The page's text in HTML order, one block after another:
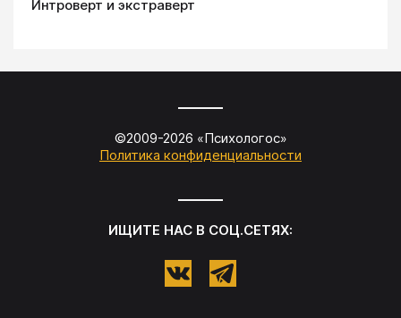
Интроверт и экстраверт
©2009-2026 «Психологос»
Политика конфиденциальности
ИЩИТЕ НАС В СОЦ.СЕТЯХ: